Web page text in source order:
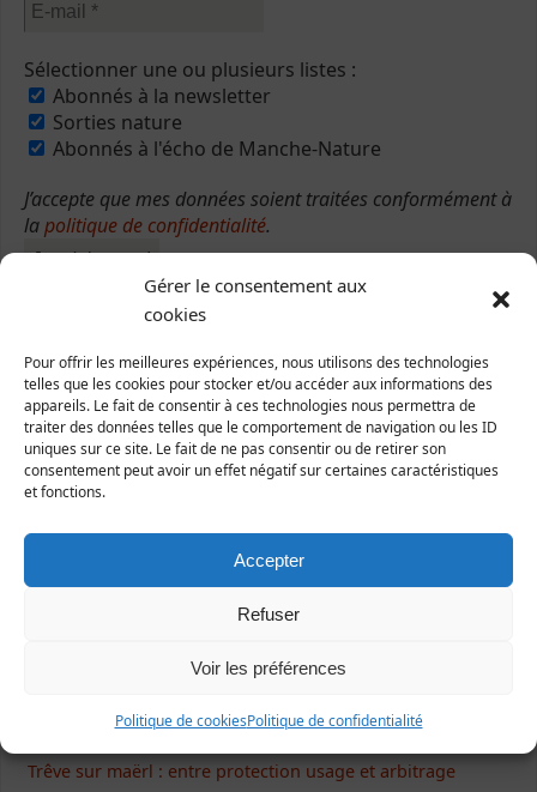
Gérer le consentement aux
cookies
Pour offrir les meilleures expériences, nous utilisons des technologies
telles que les cookies pour stocker et/ou accéder aux informations des
appareils. Le fait de consentir à ces technologies nous permettra de
traiter des données telles que le comportement de navigation ou les ID
uniques sur ce site. Le fait de ne pas consentir ou de retirer son
consentement peut avoir un effet négatif sur certaines caractéristiques
et fonctions.
Accepter
Refuser
Voir les préférences
Politique de cookiesPolitique de confidentialité
Sélectionner une ou plusieurs listes :
Abonnés à la newsletter
Sorties nature
Abonnés à l'écho de Manche-Nature
J’accepte que mes données soient traitées conformément à
lapolitique de confidentialité.
Ecrivez-nous !
Formulaire de contact
NON à l’extension des serres à tomates d’Isigny-le-Buat
Chausey trésor rose : retombées médiatiques de la
Pêche et protection du maërl : communiqué de presse
Trêve sur maërl : entre protection usage et arbitrage